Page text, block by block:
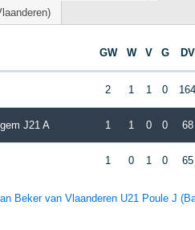
GW W V G DV
2 1 1 0 164
J21 A 1 1 0 0 68
1 0 1 0 65
Beker van Vlaanderen U21 Poule J